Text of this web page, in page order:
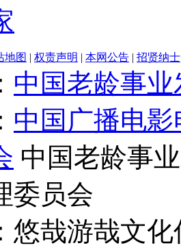
地图 | 权责声明 | 本网公告 | 招贤纳士
中国老龄事
中国广播电
中国老龄事
委员会
悠哉游哉文